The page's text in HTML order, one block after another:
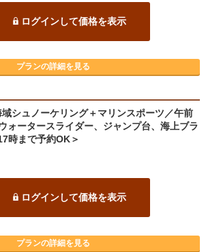
ログインして価格を表示
プランの詳細を見る
シュノーケリング＋マリンスポーツ／午前
ォータースライダー、ジャンプ台、海上ブラ
時まで予約OK＞
ログインして価格を表示
プランの詳細を見る